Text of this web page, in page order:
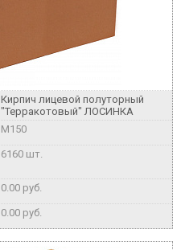
Кирпич лицевой полуторный
"Терракотовый" ЛОСИНКА
M150
6160 шт.
0.00 руб.
0.00 руб.